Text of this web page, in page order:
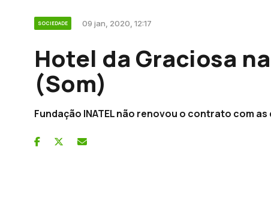
SOCIEDADE 09 jan, 2020, 12:17
Hotel da Graciosa
(Som)
Fundação INATEL não renovou o contrato com